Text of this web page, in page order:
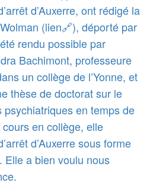
d’Auxerre, ont rédigé la
(lien🔗), déporté par
rendu possible par
Bachimont, professeure
un collège de l’Yonne, et
thèse de doctorat sur le
en temps de
en collège, elle
d’Auxerre sous forme
Elle a bien voulu nous